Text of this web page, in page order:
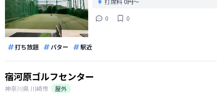
0
0
打ち放題 パター 駅近
宿河原ゴルフセンター
神奈川県 川崎市
屋外